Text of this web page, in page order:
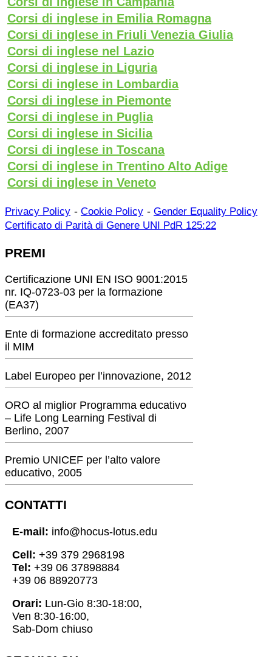
Corsi di inglese in Emilia Romagna
Corsi di inglese in Friuli Venezia Giulia
Corsi di inglese nel Lazio
Corsi di inglese in Liguria
Corsi di inglese in Lombardia
Corsi di inglese in Piemonte
Corsi di inglese in Puglia
Corsi di inglese in Sicilia
Corsi di inglese in Toscana
Corsi di inglese in Trentino Alto Adige
Corsi di inglese in Veneto
Privacy Policy - Cookie Policy - Gender Equality Policy
Certificato di Parità di Genere UNI PdR 125:22
PREMI
Certificazione UNI EN ISO 9001:2015
nr. IQ-0723-03 per la formazione
(EA37)
Ente di formazione accreditato presso
il MIM
Label Europeo per l’innovazione, 2012
ORO al miglior Programma educativo
– Life Long Learning Festival di
Berlino, 2007
Premio UNICEF per l’alto valore
educativo, 2005
CONTATTI
E-mail: info@hocus-lotus.edu
Cell: +39 379 2968198
Tel: +39 06 37898884
+39 06 88920773
Orari: Lun-Gio 8:30-18:00,
Ven 8:30-16:00,
Sab-Dom chiuso